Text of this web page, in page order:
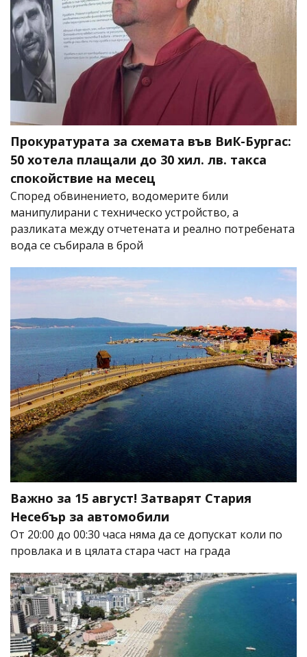
Прокуратурата за схемата във ВиК-Бургас:
50 хотела плащали до 30 хил. лв. такса
спокойствие на месец
Според обвинението, водомерите били
манипулирани с техническо устройство, а
разликата между отчетената и реално потребената
вода се събирала в брой
Важно за 15 август! Затварят Стария
Несебър за автомобили
От 20:00 до 00:30 часа няма да се допускат коли по
провлака и в цялата стара част на града